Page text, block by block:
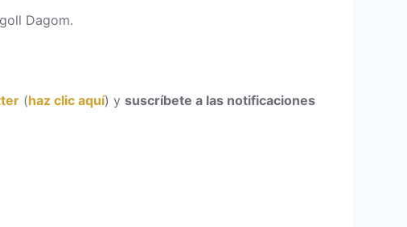
Dagom.
(haz clic aquí) ysuscríbete a las notificaciones